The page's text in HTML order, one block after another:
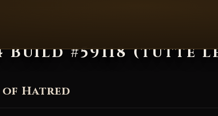
Build #59118 (tutte
of Hatred